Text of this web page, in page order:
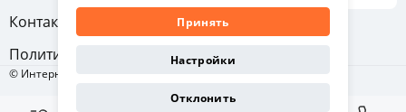
Контакты
Политика конфиденциальности
© Интернет-магазин «Отличная мебель», 2011-2026
Принять
Настройки
Отклонить